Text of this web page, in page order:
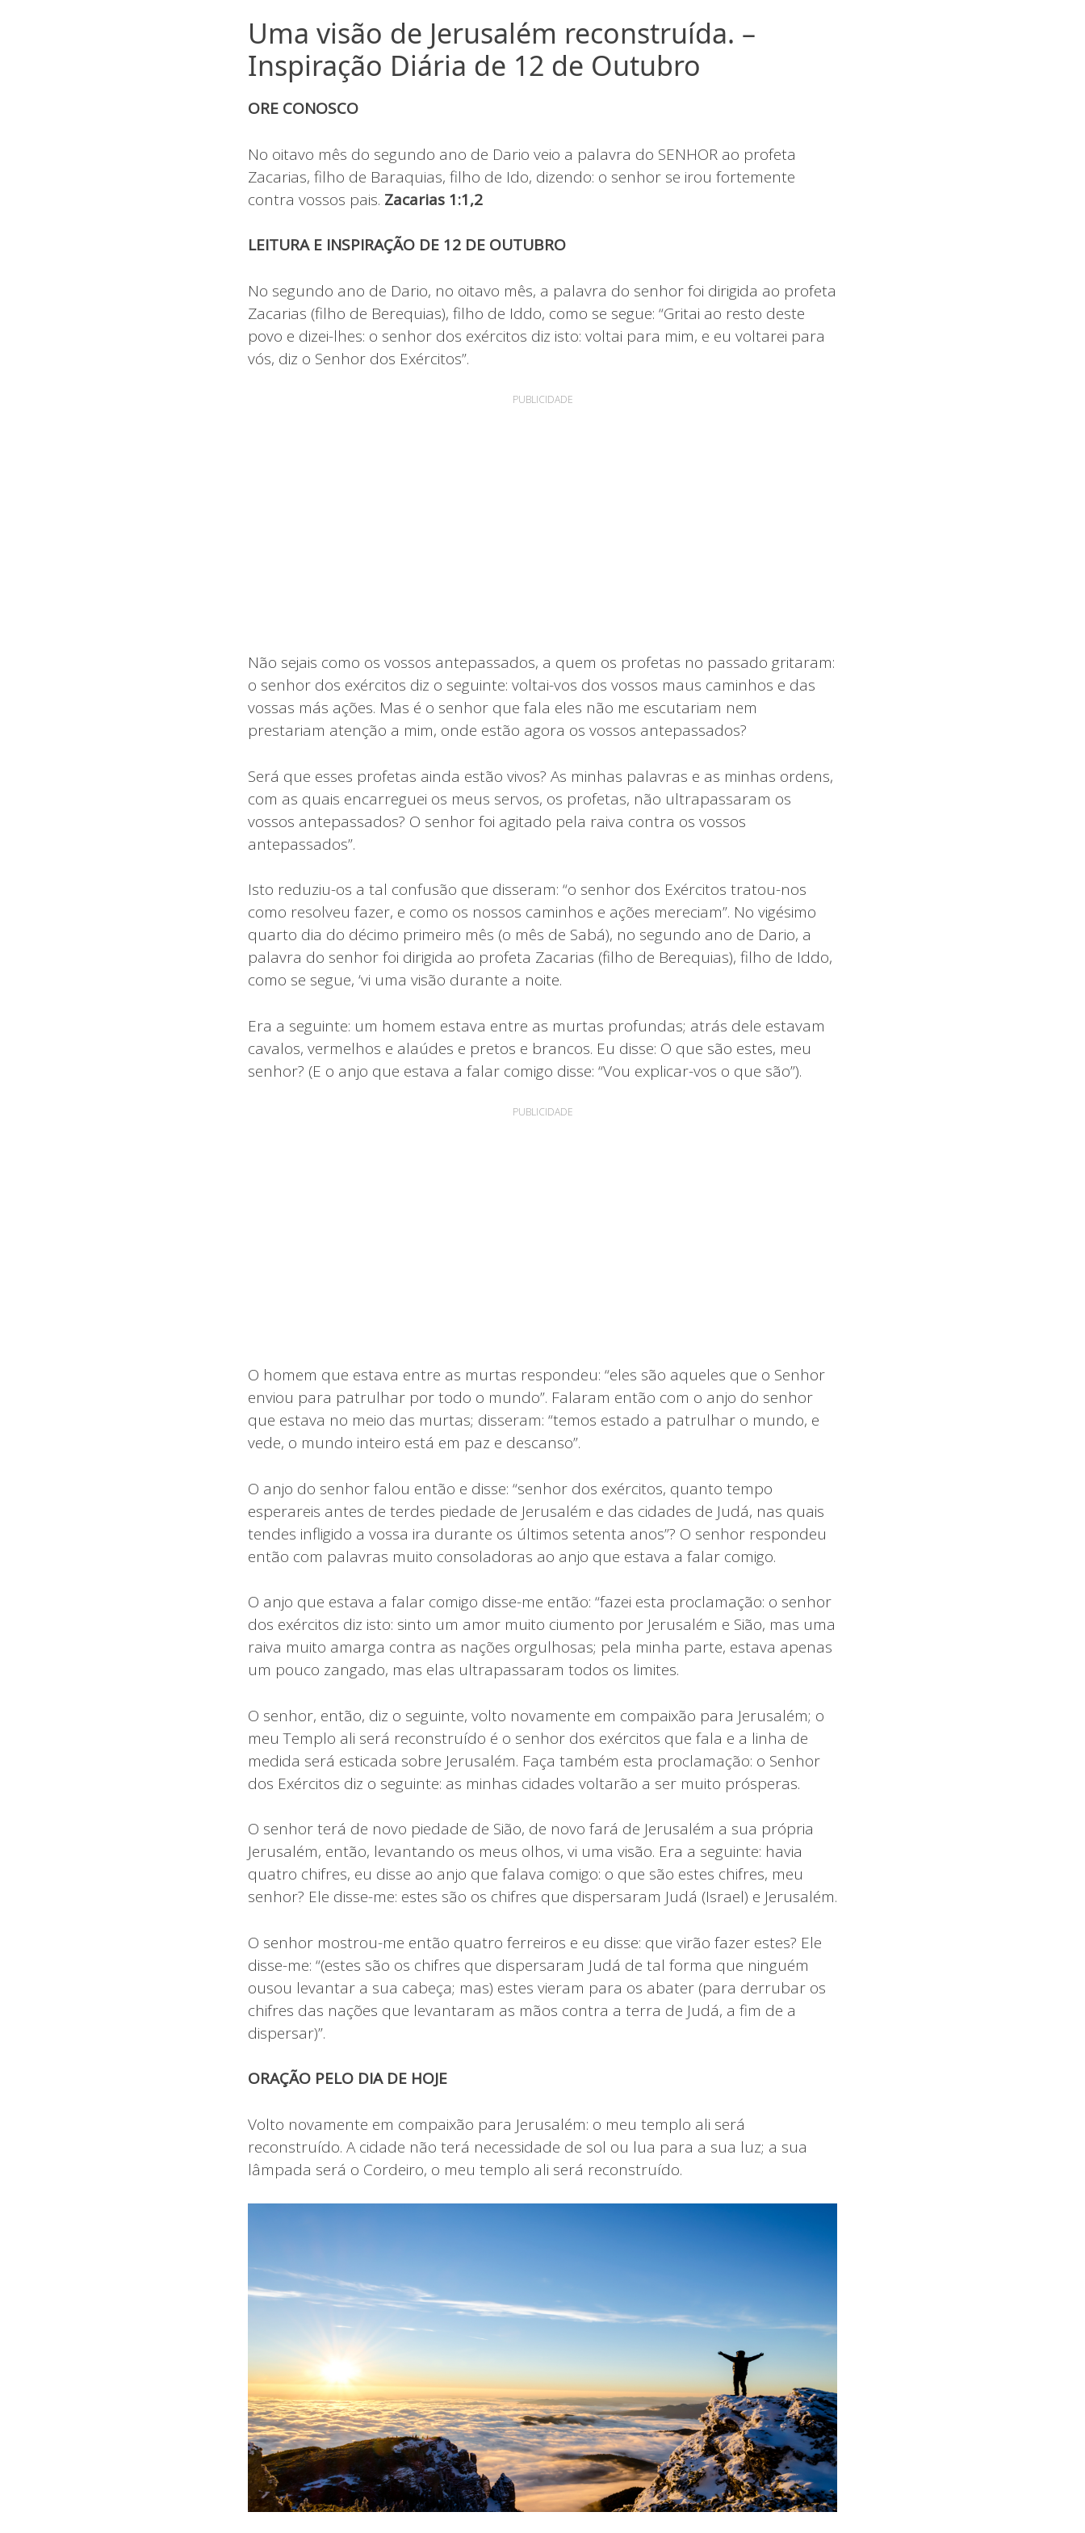
Uma visão de Jerusalém reconstruída. –
Inspiração Diária de 12 de Outubro
ORE CONOSCO
No oitavo mês do segundo ano de Dario veio a palavra do SENHOR ao profeta
Zacarias, filho de Baraquias, filho de Ido, dizendo: o senhor se irou fortemente
contra vossos pais. Zacarias 1:1,2
LEITURA E INSPIRAÇÃO DE 12 DE OUTUBRO
No segundo ano de Dario, no oitavo mês, a palavra do senhor foi dirigida ao profeta
Zacarias (filho de Berequias), filho de Iddo, como se segue: “Gritai ao resto deste
povo e dizei-lhes: o senhor dos exércitos diz isto: voltai para mim, e eu voltarei para
vós, diz o Senhor dos Exércitos”.
PUBLICIDADE
Não sejais como os vossos antepassados, a quem os profetas no passado gritaram:
o senhor dos exércitos diz o seguinte: voltai-vos dos vossos maus caminhos e das
vossas más ações. Mas é o senhor que fala eles não me escutariam nem
prestariam atenção a mim, onde estão agora os vossos antepassados?
Será que esses profetas ainda estão vivos? As minhas palavras e as minhas ordens,
com as quais encarreguei os meus servos, os profetas, não ultrapassaram os
vossos antepassados? O senhor foi agitado pela raiva contra os vossos
antepassados”.
Isto reduziu-os a tal confusão que disseram: “o senhor dos Exércitos tratou-nos
como resolveu fazer, e como os nossos caminhos e ações mereciam”. No vigésimo
quarto dia do décimo primeiro mês (o mês de Sabá), no segundo ano de Dario, a
palavra do senhor foi dirigida ao profeta Zacarias (filho de Berequias), filho de Iddo,
como se segue, ‘vi uma visão durante a noite.
Era a seguinte: um homem estava entre as murtas profundas; atrás dele estavam
cavalos, vermelhos e alaúdes e pretos e brancos. Eu disse: O que são estes, meu
senhor? (E o anjo que estava a falar comigo disse: “Vou explicar-vos o que são”).
PUBLICIDADE
O homem que estava entre as murtas respondeu: “eles são aqueles que o Senhor
enviou para patrulhar por todo o mundo”. Falaram então com o anjo do senhor
que estava no meio das murtas; disseram: “temos estado a patrulhar o mundo, e
vede, o mundo inteiro está em paz e descanso”.
O anjo do senhor falou então e disse: “senhor dos exércitos, quanto tempo
esperareis antes de terdes piedade de Jerusalém e das cidades de Judá, nas quais
tendes infligido a vossa ira durante os últimos setenta anos”? O senhor respondeu
então com palavras muito consoladoras ao anjo que estava a falar comigo.
O anjo que estava a falar comigo disse-me então: “fazei esta proclamação: o senhor
dos exércitos diz isto: sinto um amor muito ciumento por Jerusalém e Sião, mas uma
raiva muito amarga contra as nações orgulhosas; pela minha parte, estava apenas
um pouco zangado, mas elas ultrapassaram todos os limites.
O senhor, então, diz o seguinte, volto novamente em compaixão para Jerusalém; o
meu Templo ali será reconstruído é o senhor dos exércitos que fala e a linha de
medida será esticada sobre Jerusalém. Faça também esta proclamação: o Senhor
dos Exércitos diz o seguinte: as minhas cidades voltarão a ser muito prósperas.
O senhor terá de novo piedade de Sião, de novo fará de Jerusalém a sua própria
Jerusalém, então, levantando os meus olhos, vi uma visão. Era a seguinte: havia
quatro chifres, eu disse ao anjo que falava comigo: o que são estes chifres, meu
senhor? Ele disse-me: estes são os chifres que dispersaram Judá (Israel) e Jerusalém.
O senhor mostrou-me então quatro ferreiros e eu disse: que virão fazer estes? Ele
disse-me: “(estes são os chifres que dispersaram Judá de tal forma que ninguém
ousou levantar a sua cabeça; mas) estes vieram para os abater (para derrubar os
chifres das nações que levantaram as mãos contra a terra de Judá, a fim de a
dispersar)”.
ORAÇÃO PELO DIA DE HOJE
Volto novamente em compaixão para Jerusalém: o meu templo ali será
reconstruído. A cidade não terá necessidade de sol ou lua para a sua luz; a sua
lâmpada será o Cordeiro, o meu templo ali será reconstruído.